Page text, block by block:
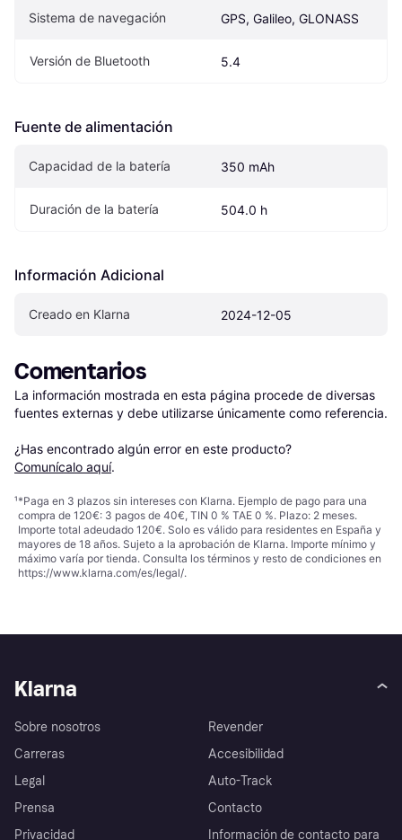
Sistema de navegación GPS, Galileo, GLONASS
Versión de Bluetooth 5.4
Fuente de alimentación
Capacidad de la batería 350 mAh
Duración de la batería 504.0 h
Información Adicional
Creado en Klarna 2024-12-05
Comentarios
La información mostrada en esta página procede de diversas
fuentes externas y debe utilizarse únicamente como referencia.
¿Has encontrado algún error en este producto?
Comunícalo aquí.
¹*Paga en 3 plazos sin intereses con Klarna. Ejemplo de pago para una
compra de 120€: 3 pagos de 40€, TIN 0 % TAE 0 %. Plazo: 2 meses.
Importe total adeudado 120€. Solo es válido para residentes en España y
mayores de 18 años. Sujeto a la aprobación de Klarna. Importe mínimo y
máximo varía por tienda. Consulta los términos y resto de condiciones en
https://www.klarna.com/es/legal/.
Klarna
Sobre nosotros
Carreras
Legal
Prensa
Privacidad
Revender
Accesibilidad
Auto-Track
Contacto
Información de contacto para